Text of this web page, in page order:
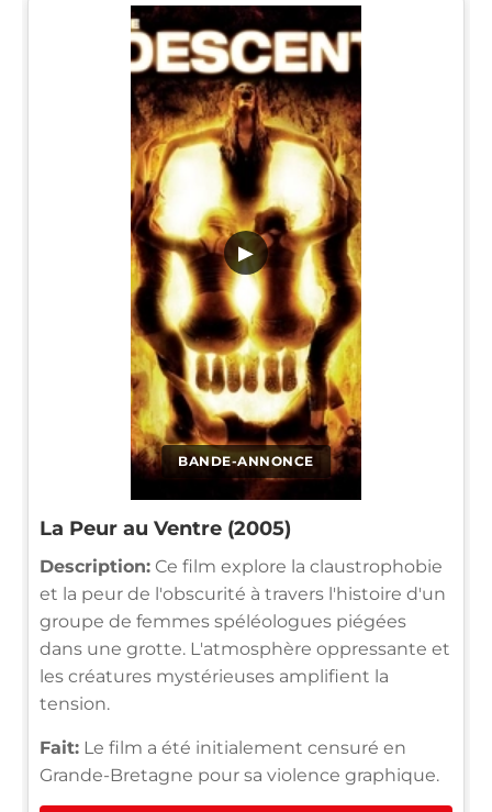
BANDE-ANNONCE
▶
La Peur au Ventre (2005)
Description: Ce film explore la claustrophobie
et la peur de l'obscurité à travers l'histoire d'un
groupe de femmes spéléologues piégées
dans une grotte. L'atmosphère oppressante et
les créatures mystérieuses amplifient la
tension.
Fait: Le film a été initialement censuré en
Grande-Bretagne pour sa violence graphique.